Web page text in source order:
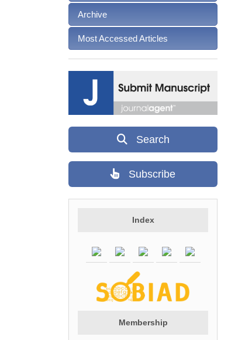
Archive
Most Accessed Articles
Search
Subscribe
Index
Membership